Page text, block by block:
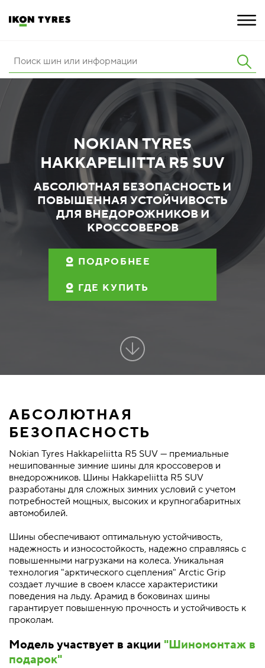
ШИНЫ
ИННОВАЦИИ
РАСШИРЕННАЯ ГАРАНТИЯ
О КОМПАНИИ
ПОКУПКА И АКЦИИ
NOKIAN TYRES
HAKKAPELIITTA R5 SUV
АБСОЛЮТНАЯ БЕЗОПАСНОСТЬ И
ПОВЫШЕННАЯ УСТОЙЧИВОСТЬ
ДЛЯ ВНЕДОРОЖНИКОВ И
КРОССОВЕРОВ
ПОДРОБНЕЕ
ГДЕ КУПИТЬ
АБСОЛЮТНАЯ
БЕЗОПАСНОСТЬ
Nokian Tyres Hakkapeliitta R5 SUV — премиальные
нешипованные зимние шины для кроссоверов и
внедорожников. Шины Hakkapeliitta R5 SUV
разработаны для сложных зимних условий с учетом
потребностей мощных, высоких и крупногабаритных
автомобилей.
Шины обеспечивают оптимальную устойчивость,
надежность и износостойкость, надежно справляясь с
повышенными нагрузками на колеса. Уникальная
технология "арктического сцепления" Arctic Grip
создает лучшие в своем классе характеристики
поведения на льду. Арамид в боковинах шины
гарантирует повышенную прочность и устойчивость к
проколам.
Модель участвует в акции "Шиномонтаж в
подарок"